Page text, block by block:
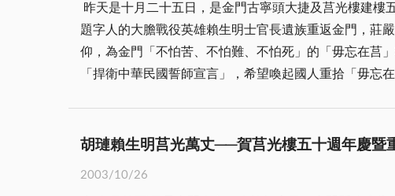
煙蒂，在一時疏忽的情況下，或是因為沒有做好防範措
復燃，在強勁的季風的助燃之下，終於迅速的蔓延。 因此，防範山林火災最主要的還是須要民眾共同配合，一些「基本的動作」更要加以遵守││千萬不要在野
外焚燒垃圾、雜草、亂丟煙蒂、野炊；如果必須在田野
一定要將火勢完全的撲滅，直到沒有復燃的顧慮才離開；如果發現火警
能不慎乎？
昨天是十月二十五日，是金門古寧頭大捷及莒光樓建樓
題字人的大膽戰役英雄賴生明士官長遺族重返金門，莊
仰，為金門「不怕苦、不怕難、不怕死」的「毋忘在莒」精神作見證！ 同時，新黨號召「泛藍」支持者，舉辦團結「捍衛中
「捍衛中華民國誓師宣言」，希望喚起國人重拾「毋忘在莒」的精神，一起來捍衛中華民國
廢考三民主義、廢考作文，以及高中課本將明代之後歷
胡璉賴生明莒光萬丈──賀莒光樓五十週年慶暨
2003/10/26